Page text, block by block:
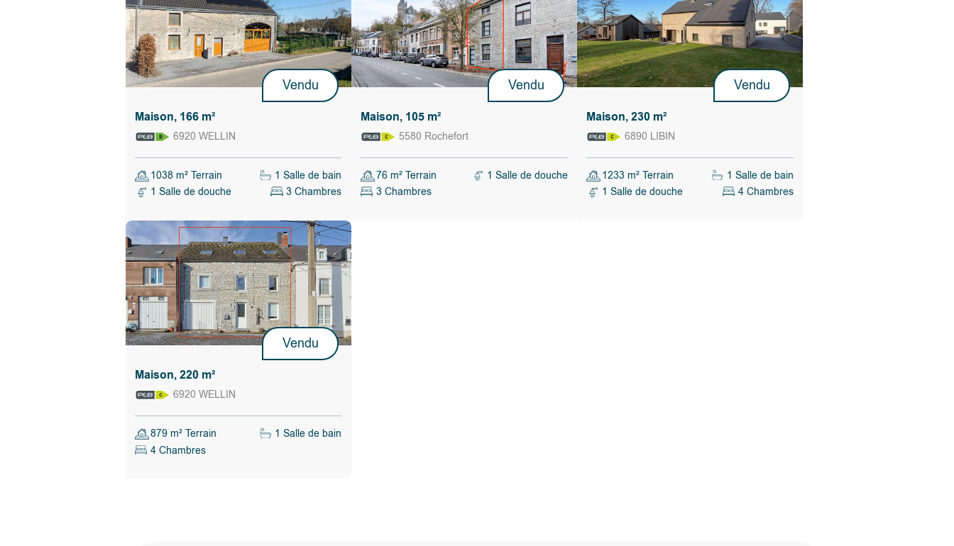
Le propriétaire vendeur du bien dispose de la faculté, de
manière totalement libre et autonome, de vendre ou ne
pas vendre. S’il décide de vendre, il n’est nullement tenu
de retenir l’offre la plus élevée mais choisit celle qui lui
convient le mieux au regard de ses propres critères.
Calculer les droits d'enregistrementVendu
Maison, 166 m²
6920 WELLIN
1038 m² Terrain
1 Salle de bain
1 Salle de douche
3 Chambres
Vendu
Maison, 105 m²
5580 Rochefort
76 m² Terrain
1 Salle de douche
3 Chambres
Vendu
Maison, 230 m²
6890 LIBIN
1233 m² Terrain
1 Salle de bain
1 Salle de douche
4 Chambres
Vendu
Maison, 220 m²
6920 WELLIN
879 m² Terrain
1 Salle de bain
4 Chambres